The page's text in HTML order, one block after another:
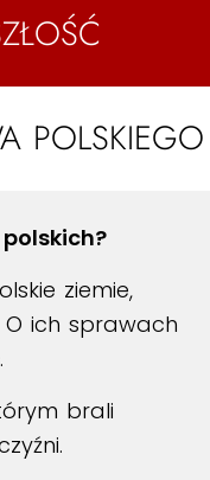
POLSKIEGO
ziemie,
O ich sprawach
.
brali